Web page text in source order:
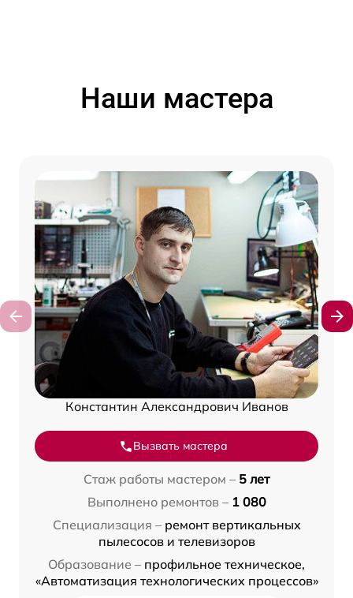
Наши мастера
Константин Александрович Иванов
Вызвать мастера
Стаж работы мастером – 5 лет
Выполнено ремонтов – 1 080
Специализация – ремонт вертикальных
пылесосов и телевизоров
Образование – профильное техническое,
«Автоматизация технологических процессов»